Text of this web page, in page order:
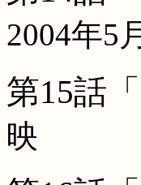
2004年5
第15話
映